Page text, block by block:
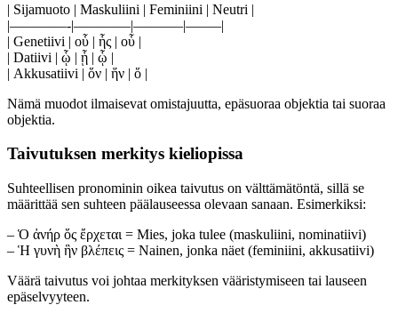
| Sijamuoto | Maskuliini | Feminiini | Neutri |
|————-|————|———–|——–|
| Genetiivi | οὗ | ἧς | οὗ |
| Datiivi | ᾧ | ᾗ | ᾧ |
| Akkusatiivi | ὅν | ἥν | ὅ |
Nämä muodot ilmaisevat omistajuutta, epäsuoraa objektia tai suoraa
objektia.
Taivutuksen merkitys kieliopissa
Suhteellisen pronominin oikea taivutus on välttämätöntä, sillä se
määrittää sen suhteen päälauseessa olevaan sanaan. Esimerkiksi:
– Ὁ ἀνήρ ὅς ἔρχεται = Mies, joka tulee (maskuliini, nominatiivi)
– Ἡ γυνὴ ἣν βλέπεις = Nainen, jonka näet (feminiini, akkusatiivi)
Väärä taivutus voi johtaa merkityksen vääristymiseen tai lauseen
epäselvyyteen.